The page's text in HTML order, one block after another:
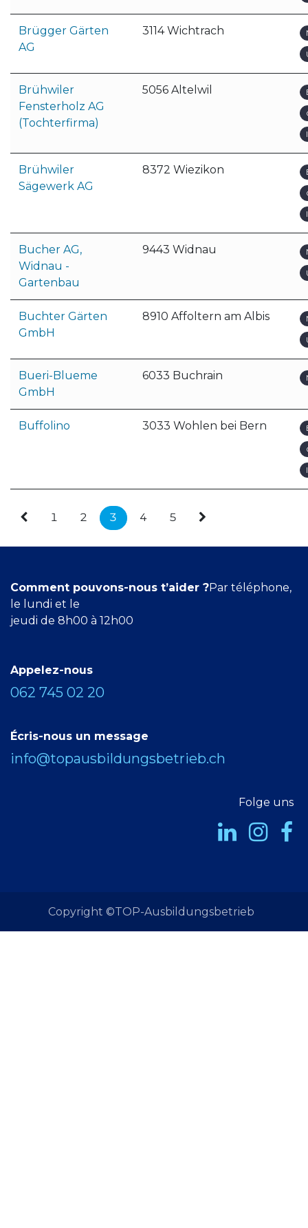
Brügger Gärten
AG
3114 Wichtrach
Brühwiler
Fensterholz AG
(Tochterfirma)
5056 Altelwil
Brühwiler
Sägewerk AG
8372 Wiezikon
Bucher AG,
Widnau -
Gartenbau
9443 Widnau
Buchter Gärten
GmbH
8910 Affoltern am Albis
Bueri-Blueme
GmbH
6033 Buchrain
Buffolino 3033 Wohlen bei Bern
1 2 3 4 5
Comment pouvons-nous t’aider ?Par téléphone,
le lundi et le
jeudi de 8h00 à 12h00
Appelez-nous
062 745 02 20
Écris-nous un message
info@topausbildungsbetrieb.ch
Folge uns
Copyright ©TOP-Ausbildungsbetrieb